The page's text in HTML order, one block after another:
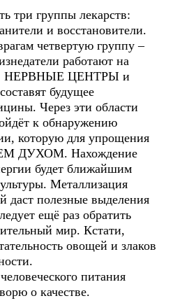
три группы лекарств:
и восстановители.
четвертую группу –
работают на
НЕРВНЫЕ ЦЕНТРЫ и
будущее
Через эти области
к обнаружению
которую для упрощения
ДУХОМ. Нахождение
будет ближайшим
Металлизация
даст полезные выделения
ещё раз обратить
мир. Кстати,
овощей и злаков
питания
о качестве.